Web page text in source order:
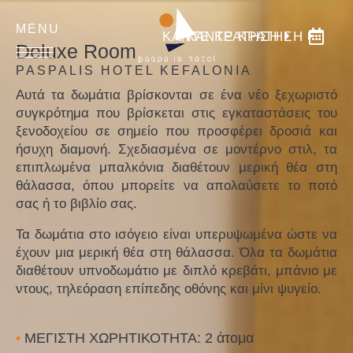
ΚΑΝΤΕ ΚΡΑΤΗΣΗ
ΚΑΝΤΕ ΚΡΑΤΗΣΗ
ΑΡΧΙΚΗ
ΔΩΜΑΤΙΑ
ΕΣΤΙΑΤΟΡΙΟ
ΠΑΡΟΧΕΣ
ΓΚΑΛΕΡΙ
ΠΕΡΙΟΧΗ
ΕΠΙΚΟΙΝΩΝΙΑ
Deluxe Room
PASPALIS HOTEL KEFALONIA
Αυτά τα δωμάτια βρίσκονται σε ένα νέο ξεχωριστό
συγκρότημα που βρίσκεται στις εγκαταστάσεις του
ξενοδοχείου σε σημείο που προσφέρει δροσιά και
ήσυχη διαμονή. Σχεδιασμένα σε μοντέρνο στιλ, τα
επιπλωμένα μπαλκόνια διαθέτουν μερική θέα στη
θάλασσα, όπου μπορείτε να απολαύσετε το ποτό
σας ή το βιβλίο σας.
Τα δωμάτια στο ισόγειο είναι υπερυψωμένα ώστε να
έχουν μια μερική θέα στη θάλασσα. Όλα τα δωμάτια
διαθέτουν υπνοδωμάτιο με διπλό κρεβάτι, μπάνιο με
ντους, τηλεόραση επίπεδης οθόνης και μίνι ψυγείο.
• ΜΕΓΙΣΤΗ ΧΩΡΗΤΙΚΟΤΗΤΑ: 2 άτομα